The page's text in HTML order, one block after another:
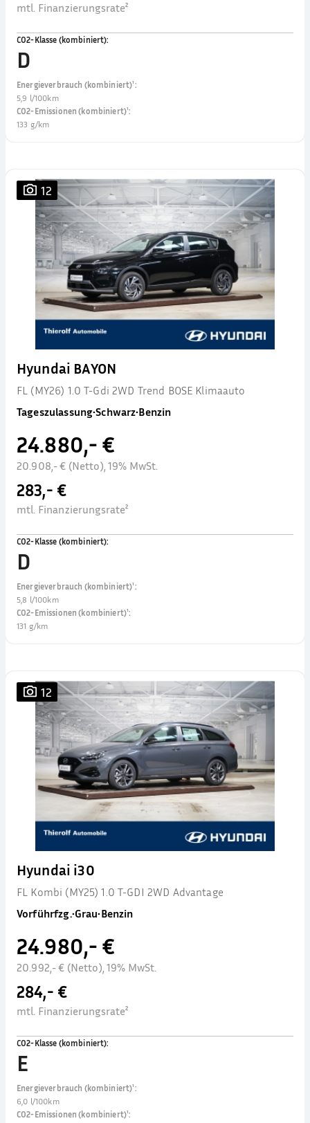
mtl. Finanzierungsrate²
CO2-Klasse (kombiniert):
D
Energieverbrauch (kombiniert)¹:
5,9 l/100km
CO2-Emissionen (kombiniert)¹:
133 g/km
12
Hyundai BAYON
FL (MY26) 1.0 T-Gdi 2WD Trend BOSE Klimaauto
Tageszulassung•Schwarz•Benzin
24.880,- €
20.908,- € (Netto), 19% MwSt.
283,- €
mtl. Finanzierungsrate²
CO2-Klasse (kombiniert):
D
Energieverbrauch (kombiniert)¹:
5,8 l/100km
CO2-Emissionen (kombiniert)¹:
131 g/km
12
Hyundai i30
FL Kombi (MY25) 1.0 T-GDI 2WD Advantage
Vorführfzg.•Grau•Benzin
24.980,- €
20.992,- € (Netto), 19% MwSt.
284,- €
mtl. Finanzierungsrate²
CO2-Klasse (kombiniert):
E
Energieverbrauch (kombiniert)¹:
6,0 l/100km
CO2-Emissionen (kombiniert)¹: